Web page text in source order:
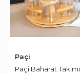
Paçi
Paçi Baharat Takımı